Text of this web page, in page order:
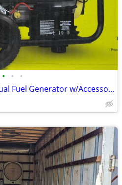
• • •
New in Box Champion Dual Fuel Generator w/Accessories